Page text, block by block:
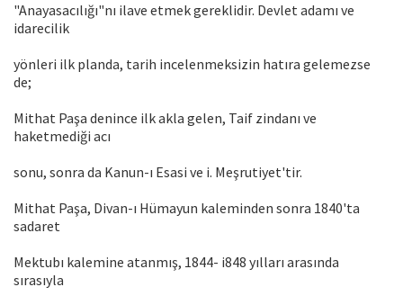
"Anayasacılığı"nı ilave etmek gereklidir. Devlet adamı ve
idarecilik
yönleri ilk planda, tarih incelenmeksizin hatıra gelemezse
de;
Mithat Paşa denince ilk akla gelen, Taif zindanı ve
haketmediği acı
sonu, sonra da Kanun-ı Esasi ve i. Meşrutiyet'tir.
Mithat Paşa, Divan-ı Hümayun kaleminden sonra 1840'ta
sadaret
Mektubı kalemine atanmış, 1844- i848 yılları arasında
sırasıyla